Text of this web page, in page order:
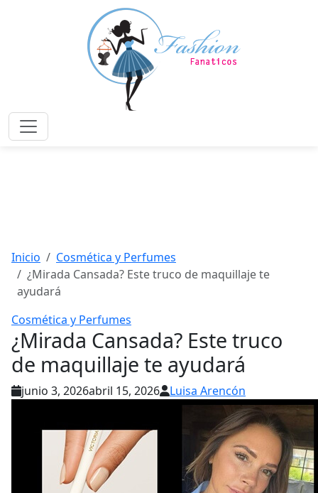
Menú
Inicio
Cosmética y Perfumes
¿Mirada Cansada? Este truco de maquillaje te
ayudará
Cosmética y Perfumes
¿Mirada Cansada? Este truco
de maquillaje te ayudará
junio 3, 2026abril 15, 2026 Luisa Arencón